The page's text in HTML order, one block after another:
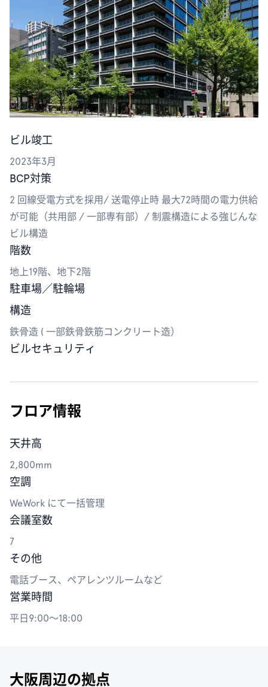
ビル竣工
2023年3月
BCP対策
2 回線受電方式を採用/ 送電停止時 最大72時間の電力供給
が可能（共用部 / 一部専有部）/ 制震構造による強じんな
ビル構造
階数
地上19階、地下2階
駐車場／駐輪場
構造
鉄骨造 ( 一部鉄骨鉄筋コンクリート造）
ビルセキュリティ
フロア情報
天井高
2,800mm
空調
WeWork にて一括管理
会議室数
7
その他
電話ブース、ペアレンツルームなど
営業時間
平日9:00〜18:00
大阪周辺の拠点